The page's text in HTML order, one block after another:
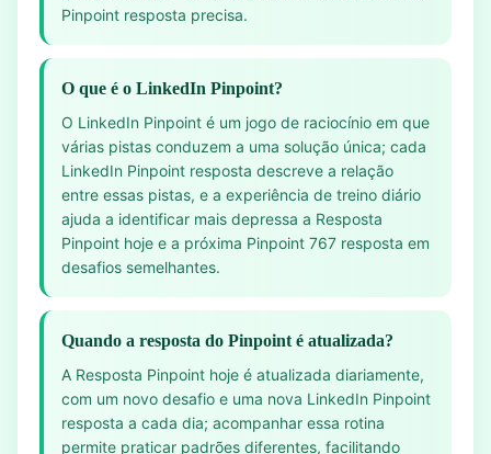
Pinpoint resposta precisa.
O que é o LinkedIn Pinpoint?
O LinkedIn Pinpoint é um jogo de raciocínio em que
várias pistas conduzem a uma solução única; cada
LinkedIn Pinpoint resposta descreve a relação
entre essas pistas, e a experiência de treino diário
ajuda a identificar mais depressa a Resposta
Pinpoint hoje e a próxima Pinpoint 767 resposta em
desafios semelhantes.
Quando a resposta do Pinpoint é atualizada?
A Resposta Pinpoint hoje é atualizada diariamente,
com um novo desafio e uma nova LinkedIn Pinpoint
resposta a cada dia; acompanhar essa rotina
permite praticar padrões diferentes, facilitando